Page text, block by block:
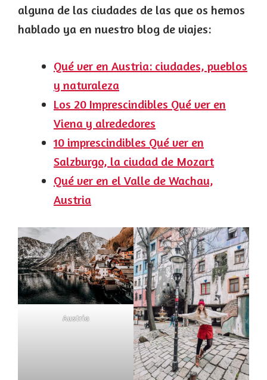
alguna de las ciudades de las que os hemos
hablado ya en nuestro blog de viajes:
Qué ver en Austria: ciudades, pueblos
y naturaleza
Los 20 Imprescindibles Qué ver en
Viena y alrededores
10 imprescindibles Qué ver en
Salzburgo, la ciudad de Mozart
Qué ver en el Valle de Wachau,
Austria
Austria